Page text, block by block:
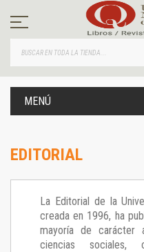
contenido
MENÚ
EDITORIAL
La Editorial de la
creada en 1996, ha
mayoría de carácter
ciencias